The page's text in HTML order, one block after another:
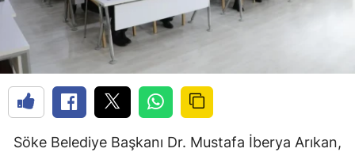
Söke Belediye Başkanı Dr. Mustafa İberya Arıkan,